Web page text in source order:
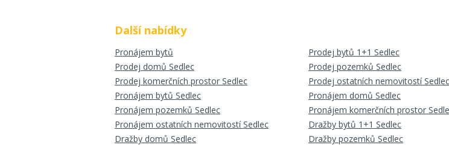
Další nabídky
Pronájem bytů
Prodej bytů 1+1 Sedlec
Prodej domů Sedlec
Prodej pozemků Sedlec
Prodej komerčních prostor Sedlec
Prodej ostatních nemovitostí Sedlec
Pronájem bytů Sedlec
Pronájem domů Sedlec
Pronájem pozemků Sedlec
Pronájem komerčních prostor
Pronájem ostatních nemovitostí Sedlec
Dražby bytů 1+1 Sedlec
Dražby domů Sedlec
Dražby pozemků Sedlec